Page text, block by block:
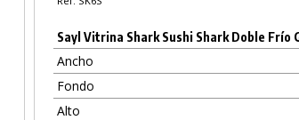
Sayl Vitrina Shark Sushi Shark Doble Frío
Ancho
Fondo
Alto